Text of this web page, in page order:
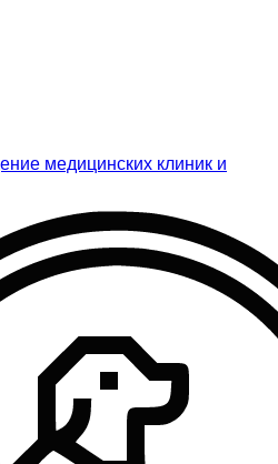
медицинских клиник и